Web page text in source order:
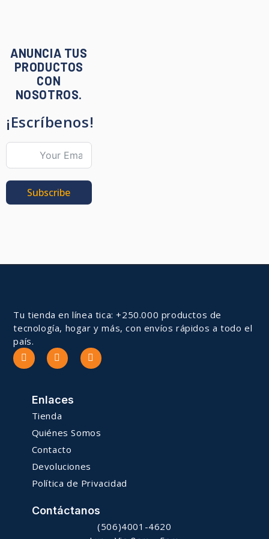
ANUNCIA TUS
PRODUCTOS
CON
NOSOTROS.
¡Escríbenos!
Subscribe
Tu tienda en línea tica: +250.000 productos de
tecnología, hogar y más, con envíos rápidos a todo el
país.
Enlaces
Tienda
Quiénes Somos
Contacto
Devoluciones
Política de Privacidad
Contáctanos
(506)4001-4620